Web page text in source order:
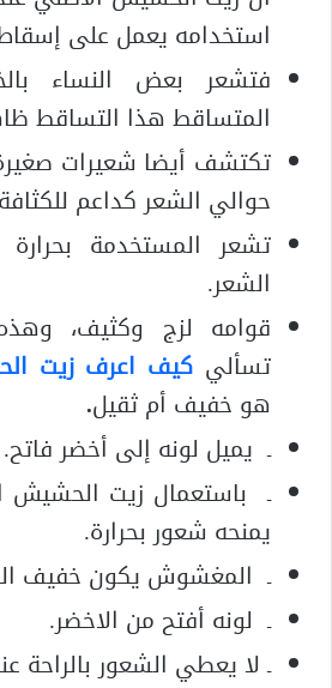
استخدامه يعمل على
فتشعر بعض النساء
المتساقط هذا التساقط
تكتشف أيضا شعيرات
حوالي الشعر كداعم للكثافة
تشعر المستخدمة
الشعر.
قوامه لزج وكثيف،
تسألي كيف اعرف زيت
هو خفيف أم ثقيل.
ـ يميل لونه إلى أخضر فاتح.
ـ باستعمال زيت الحشيش
يمنحه شعور بحرارة.
ـ المغشوش يكون خفيف
ـ لونه أفتح من الاخضر.
ـ لا يعطي الشعور بالراحة